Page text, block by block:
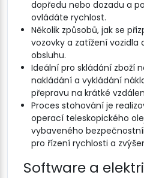
dopředu nebo dozadu a
ovládáte rychlost.
Několik způsobů, jak se
vozovky a zatížení vozidla
obsluhu.
Ideální pro skládání zboží
nakládání a vykládání
přepravu na krátké
Proces stohování je
operací teleskopického
vybaveného
pro řízení rychlosti a
Software a